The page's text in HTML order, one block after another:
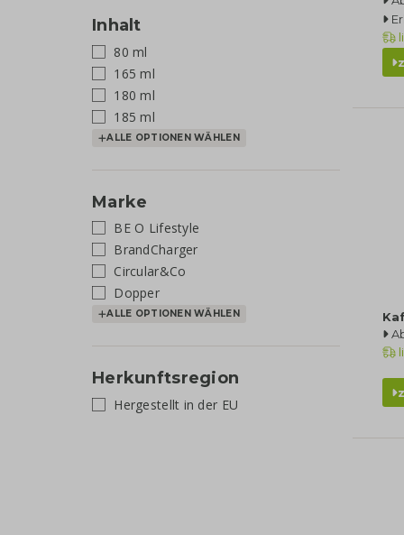
Inhalt
80 ml
165 ml
180 ml
185 ml
ALLE OPTIONEN WÄHLEN
Marke
BE O Lifestyle
BrandCharger
Circular&Co
Dopper
ALLE OPTIONEN WÄHLEN
Herkunftsregion
Hergestellt in der EU